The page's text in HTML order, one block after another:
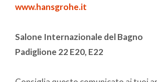
www.hansgrohe.it
Salone Internazionale del Bagno
Padiglione 22 E20, E22